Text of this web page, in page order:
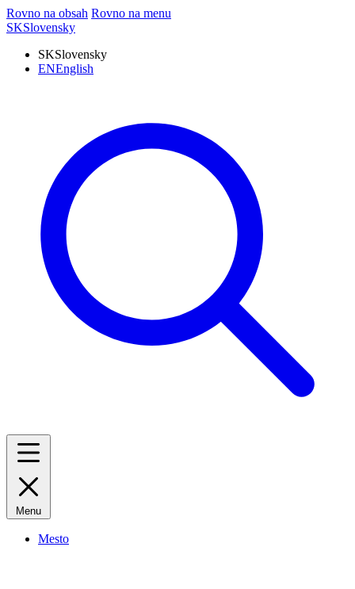
Rovno na obsah Rovno na menu
SKSlovensky
SKSlovensky
ENEnglish
Menu
Mesto